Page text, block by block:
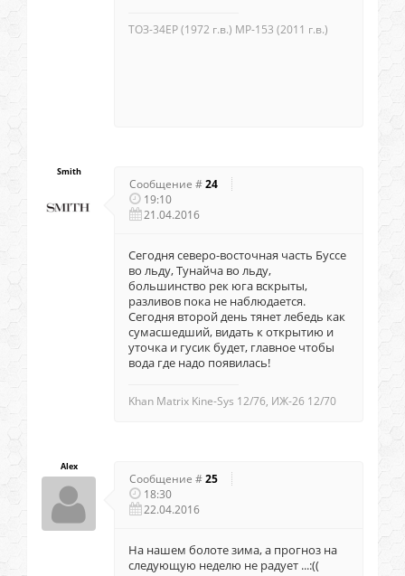
ТОЗ-34ЕР (1972 г.в.) МР-153 (2011 г.в.)
Smith
Сообщение #24
19:10
21.04.2016
Сегодня северо-восточная часть Буссе
во льду, Тунайча во льду,
большинство рек юга вскрыты,
разливов пока не наблюдается.
Сегодня второй день тянет лебедь как
сумасшедший, видать к открытию и
уточка и гусик будет, главное чтобы
вода где надо появилась!
Khan Matrix Kine-Sys 12/76, ИЖ-26 12/70
Alex
Сообщение #25
18:30
22.04.2016
На нашем болоте зима, а прогноз на
следующую неделю не радует ...:((